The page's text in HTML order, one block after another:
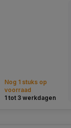
Nog 1 stuks op
voorraad
1 tot 3 werkdagen